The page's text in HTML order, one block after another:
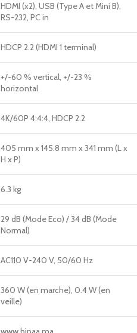
HDMI (x2), USB (Type A et Mini B),
RS-232, PC in
HDCP 2.2 (HDMI 1 terminal)
+/-60 % vertical, +/-23 %
horizontal
4K/60P 4:4:4, HDCP 2.2
405 mm x 145.8 mm x 341 mm (L x
H x P)
6.3 kg
29 dB (Mode Eco) / 34 dB (Mode
Normal)
AC110 V-240 V, 50/60 Hz
360 W (en marche), 0.4 W (en
veille)